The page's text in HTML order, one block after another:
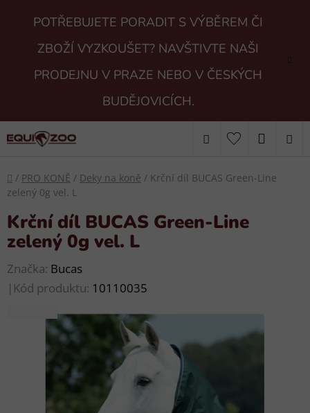
POTŘEBUJETE PORADIT S VÝBĚREM ČI
ZBOŽÍ VYZKOUŠET? NAVŠTIVTE NAŠI
PRODEJNU V PRAZE NEBO V ČESKÝCH
BUDĚJOVICÍCH.
Hledat
KOŠÍK
Domů
/ PRO KONĚ / Deky na koně / Krční díl BUCAS Green-Line
zelený 0g vel. L
Krční díl BUCAS Green-Line
zelený 0g vel. L
Značka: Bucas
| Kód produktu: 10110035